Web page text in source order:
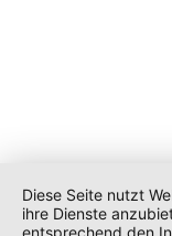
Diese Seite nutzt
ihre Dienste
entsprechend den